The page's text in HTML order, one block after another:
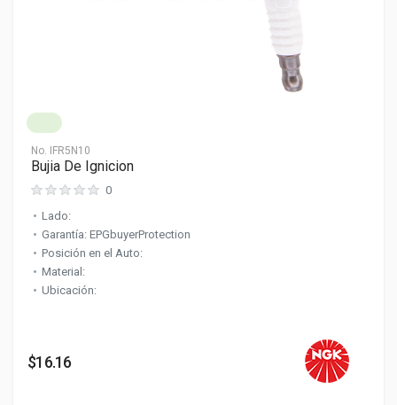
No. IFR5N10
Bujia De Ignicion
0
Lado:
Garantía: EPGbuyerProtection
Posición en el Auto:
Material:
Ubicación:
$16.16